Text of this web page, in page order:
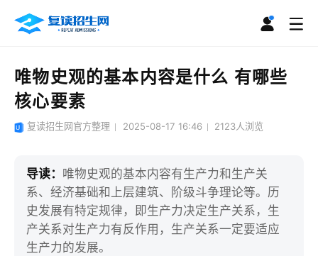
唯物史观的基本内容是什么 有哪些
核心要素
复读招生网官方整理 2025-08-17 16:46 2123人浏览
导读： 唯物史观的基本内容有生产力和生产关
系、经济基础和上层建筑、阶级斗争理论等。历
史发展有特定规律，即生产力决定生产关系，生
产关系对生产力有反作用，生产关系一定要适应
生产力的发展。